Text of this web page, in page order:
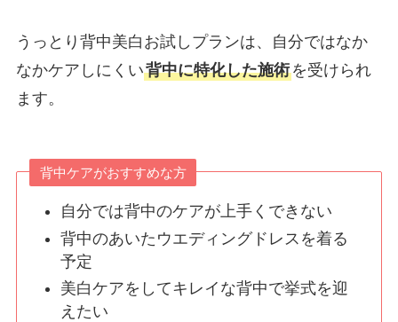
うっとり背中美白お試しプランは、自分ではなか
なかケアしにくい背中に特化した施術を受けられ
ます。
背中ケアがおすすめな方
自分では背中のケアが上手くできない
背中のあいたウエディングドレスを着る
予定
美白ケアをしてキレイな背中で挙式を迎
えたい